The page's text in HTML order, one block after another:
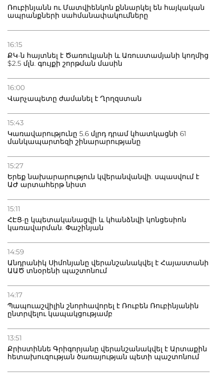
Ռուբինյանն ու Մատվիենկոն քննարկել են հայկական
ապրանքների սահմանափակումները
16:15
ՔԿ-ն հայտնել է Ծառուկյանի և Առուստամյանի կողմից
$2.5 մլն. գույքի շորթման մասին
16:00
Վարչապետը ժամանել է Ղրղզստան
15:43
Կառավարությունը 5.6 մլրդ դրամ կհատկացնի 61
մանկապարտեզի շինարարությանը
15:27
Երեք նախարարություն կվերանվանվի. սպասվում է
ԱԺ արտահերթ նիստ
15:11
ՀԷՑ-ը կպետականացվի և կհանձնվի կոնցեսիոն
կառավարման. Փաշինյան
14:59
Անդրանիկ Սիմոնյանը վերանշանակվել է Հայաստանի
ԱԱԾ տնօրենի պաշտոնում
14:17
Պապուաշվիլին շնորհավորել է Ռուբեն Ռուբինյանին
ընտրվելու կապակցությամբ
13:51
Քրիստիննե Գրիգորյանը վերանշանակվել է Արտաքին
հետախուզության ծառայության պետի պաշտոնում